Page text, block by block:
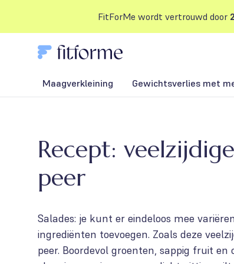
FitForMe wordt vertrouwd door
Maagverkleining Gewichtsverlies met
Recept:
peer
Salades: je kunt er eindeloos mee
ingrediënten toevoegen. Zoals deze
peer. Boordevol groenten, sappig fruit